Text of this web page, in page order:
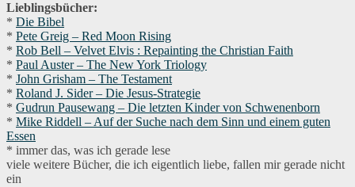
Lieblingsbücher:
* Die Bibel
* Pete Greig – Red Moon Rising
* Rob Bell – Velvet Elvis : Repainting the Christian Faith
* Paul Auster – The New York Triology
* John Grisham – The Testament
* Roland J. Sider – Die Jesus-Strategie
* Gudrun Pausewang – Die letzten Kinder von Schwenenborn
* Mike Riddell – Auf der Suche nach dem Sinn und einem guten
Essen
* immer das, was ich gerade lese
viele weitere Bücher, die ich eigentlich liebe, fallen mir gerade nicht
ein